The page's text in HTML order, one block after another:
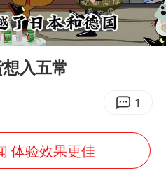
购 中一签有望赚20万元
路径图
奇教练老尼尔森去世
会“偷听”我们说话吗
02:45
入五常
1
体验效果更佳